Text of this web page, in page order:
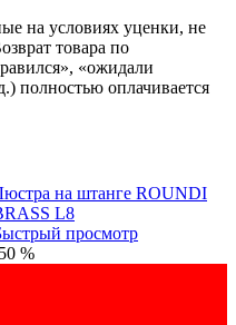
на условиях уценки, не
товара по
«ожидали
полностью оплачивается
на штанге ROUNDI
L8
просмотр
%